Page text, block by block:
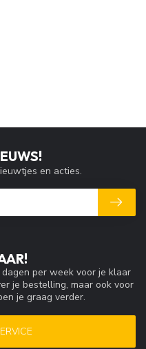
per week voor je klaar
je bestelling, maar ook voor
je graag verder.
en acties.